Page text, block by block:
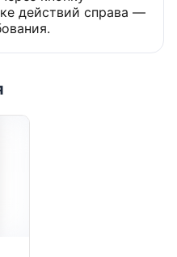
действий справа —